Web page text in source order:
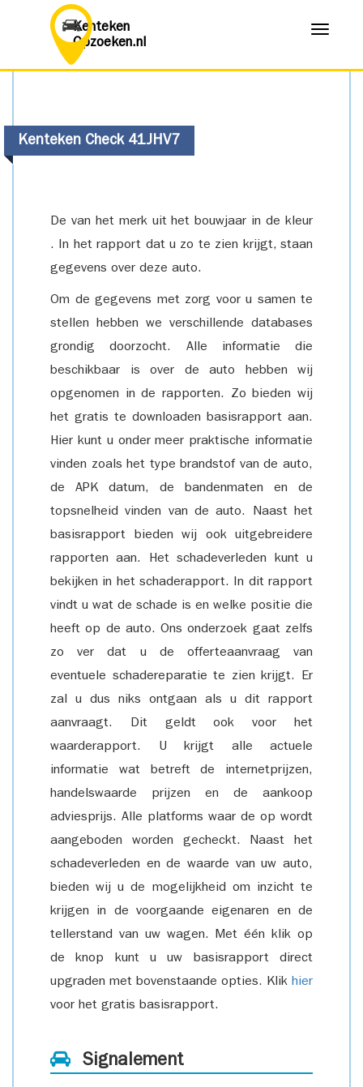
Kenteken
Opzoeken.nl
Menu
Kenteken Check 41JHV7
De van het merk uit het bouwjaar in de kleur
. In het rapport dat u zo te zien krijgt, staan
gegevens over deze auto.
Om de gegevens met zorg voor u samen te
stellen hebben we verschillende databases
grondig doorzocht. Alle informatie die
beschikbaar is over de auto hebben wij
opgenomen in de rapporten. Zo bieden wij
het gratis te downloaden basisrapport aan.
Hier kunt u onder meer praktische informatie
vinden zoals het type brandstof van de auto,
de APK datum, de bandenmaten en de
topsnelheid vinden van de auto. Naast het
basisrapport bieden wij ook uitgebreidere
rapporten aan. Het schadeverleden kunt u
bekijken in het schaderapport. In dit rapport
vindt u wat de schade is en welke positie die
heeft op de auto. Ons onderzoek gaat zelfs
zo ver dat u de offerteaanvraag van
eventuele schadereparatie te zien krijgt. Er
zal u dus niks ontgaan als u dit rapport
aanvraagt. Dit geldt ook voor het
waarderapport. U krijgt alle actuele
informatie wat betreft de internetprijzen,
handelswaarde prijzen en de aankoop
adviesprijs. Alle platforms waar de op wordt
aangeboden worden gecheckt. Naast het
schadeverleden en de waarde van uw auto,
bieden wij u de mogelijkheid om inzicht te
krijgen in de voorgaande eigenaren en de
tellerstand van uw wagen. Met één klik op
de knop kunt u uw basisrapport direct
upgraden met bovenstaande opties. Klik hier
voor het gratis basisrapport.
Signalement